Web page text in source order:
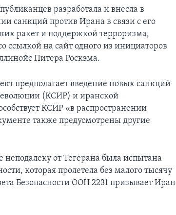
разработала и внесла в
санкций против Ирана в связи с его
ракет и поддержкой терроризма,
ссылкой на сайт одного из инициаторов
Питера Роскэма.
предполагает введение новых санкций
(КСИР) и иранской
КСИР «в распространении
также предусмотрены другие
от Тегерана была испытана
которая пролетела без малого тысячу
Безопасности ООН 2231 призывает Иран